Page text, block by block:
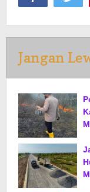
Jangan